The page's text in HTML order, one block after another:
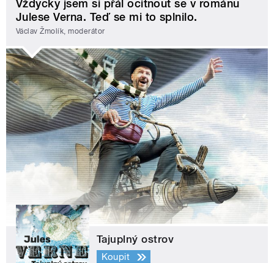
Vždycky jsem si přál ocitnout se v románu
Julese Verna. Teď se mi to splnilo.
Václav Žmolík, moderátor
Tajuplný ostrov
Koupit